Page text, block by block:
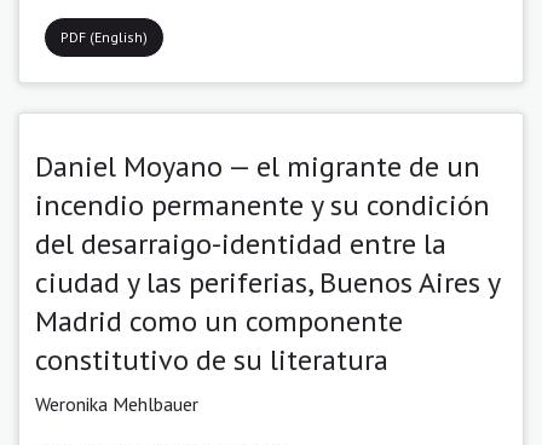
PDF (English)
Daniel Moyano — el migrante de un
incendio permanente y su condición
del desarraigo-identidad entre la
ciudad y las periferias, Buenos Aires y
Madrid como un componente
constitutivo de su literatura
Weronika Mehlbauer